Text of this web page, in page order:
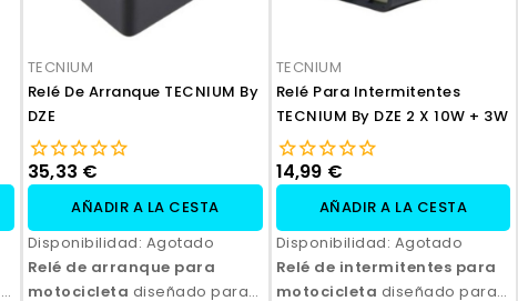
TECNIUM
Relé De Arranque TECNIUM By
DZE
35,33 €
AÑADIR A LA CESTA
Disponibilidad: Agotado
Relé de arranque para
motocicleta diseñado para
TECNIUM
Relé Para Intermitentes
TECNIUM By DZE 2 X 10W + 3W
14,99 €
AÑADIR A LA CESTA
Disponibilidad: Agotado
Relé de intermitentes para
motocicleta diseñado para